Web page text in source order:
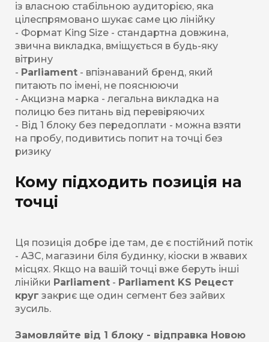
із власною стабільною аудиторією, яка
цілеспрямовано шукає саме цю лінійку
- Формат King Size - стандартна довжина,
звична викладка, вміщується в будь-яку
вітрину
- Parliament - впізнаваний бренд, який
питають по імені, не пояснюючи
- Акцизна марка - легальна викладка на
полицю без питань від перевіряючих
- Від 1 блоку без передоплати - можна взяти
на пробу, подивитись попит на точці без
ризику
Кому підходить позиція на
точці
Ця позиція добре іде там, де є постійний потік
- АЗС, магазини біля будинку, кіоски в жвавих
місцях. Якщо на вашій точці вже беруть інші
лінійки Parliament - Parliament KS Рецест
круг закриє ще один сегмент без зайвих
зусиль.
Замовляйте від 1 блоку - відправка Новою